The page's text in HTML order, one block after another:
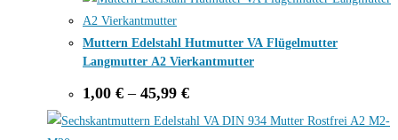
Muttern Edelstahl Hutmutter VA Flügelmutter
Langmutter A2 Vierkantmutter
1,00 € – 45,99 €Price
1,00 €